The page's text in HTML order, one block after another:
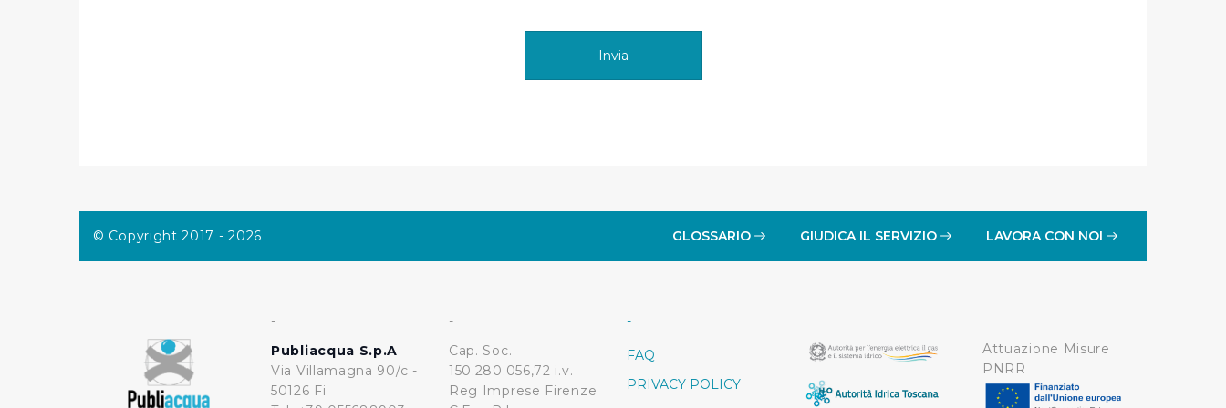
Cliccando su "Rifiuta" o sulla "X" posizionata in alto a destra in questo banner l’Utente rifiuta tutti i cookie con la sola
eccezione dei cookie tecnici. La chiusura del presente banner comporta il permanere delle impostazioni di default e
© Copyright 2017 - 2026 GLOSSARIO GIUDICA IL SERVIZIO LAVORA CON NOI
-
Publiacqua S.p.A
Via Villamagna 90/c -
50126 Fi
-
Cap. Soc.
150.280.056,72 i.v.
Reg Imprese Firenze
-
FAQ
PRIVACY POLICY
Attuazione Misure
PNRR